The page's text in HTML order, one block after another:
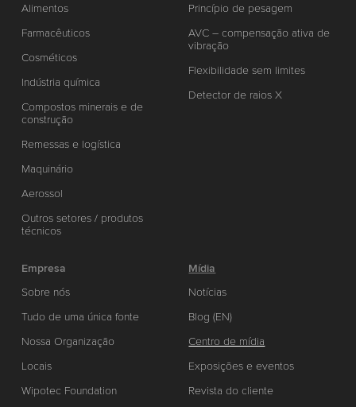
Alimentos
Farmacêuticos
Cosméticos
Indústria química
Compostos minerais e de
construção
Remessas e logística
Maquinário
Aerossol
Outros setores / produtos
técnicos
Princípio de pesagem
AVC – compensação ativa de
vibração
Flexibilidade sem limites
Detector de raios X
Empresa
Sobre nós
Tudo de uma única fonte
Nossa Organização
Locais
Wipotec Foundation
Mídia
Notícias
Blog (EN)
Centro de mídia
Exposições e eventos
Revista do cliente